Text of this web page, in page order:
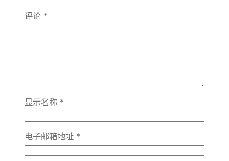
评论 *
显示名称 *
电子邮箱地址 *